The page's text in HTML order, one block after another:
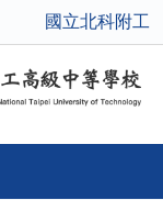
國立北科附工